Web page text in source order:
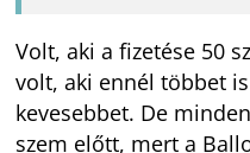
Volt, aki a fizetése 50
volt, aki ennél többet
kevesebbet. De
szem előtt, mert a